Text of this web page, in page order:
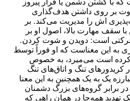
بر روی داشتن هدف‌گذاری
اش را مدیریت می‌کند. بر
سقف مهارت بالا، اصول او بر
است: دویدن و شوت کردن.
به این معناست که او فوراً توسط
کرده است می‌میرد، به خصوص
تنگ و اتاق‌های تنگ
یک به یک همچنین به این معنا
برابر گروه‌های بزرگ دشمنان
یک تهدید همه‌جا در همان راهی که